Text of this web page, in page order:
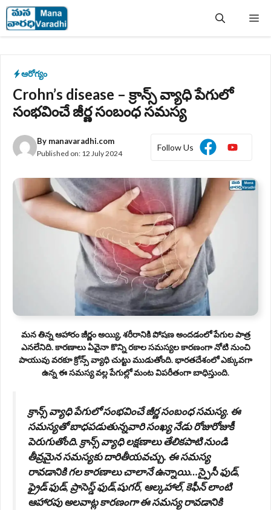
Skip
to
content
ఆరోగ్యం
Crohn’s disease – క్రాన్స్ వ్యాధి పేగులో
సంభవించే జీర్ణ సంబంధ సమస్య
By manavaradhi.com
Published on: 12 July 2024
Follow Us
మన తిన్న ఆహారం జీర్ణం అయ్యి, శరీరానికి పోషణ అందడంలో పేగుల పాత్ర
ఎనలేనిది. కారణాలు ఏవైనా కొన్ని రకాల సమస్యల కారణంగా నోటి నుంచి
పాయువు వరకూ క్రోన్స్ వ్యాధి చుట్టు ముడుతోంది. భారతదేశంలో ఎక్కువగా
ఉన్న ఈ సమస్య వల్ల పేగుల్లో మంట విపరీతంగా బాధిస్తుంది.
క్రాన్స్ వ్యాధి పేగులో సంభవించే జీర్ణ సంబంధ సమస్య. ఈ
సమస్యతో బాధపడుతున్నవారి సంఖ్య నేడు రోజురోజుకీ
పెరుగుతోంది. క్రాన్స్ వ్యాధి లక్షణాలు తేలికపాటి నుండి
తీవ్రమైన సమస్యకు దారితీయవచ్చు. ఈ సమస్య
రావడానికి గల కారణాలు చాలానే ఉన్నాయి…స్పైసీ ఫుడ్,
ఫ్రైడ్ ఫుడ్, ప్రాసెస్డ్ ఫుడ్,షుగర్, ఆల్కహాల్, కెఫీన్ లాంటి
ఆహారపు అలవాట్ల కారణంగా ఈ సమస్య రావడానికి